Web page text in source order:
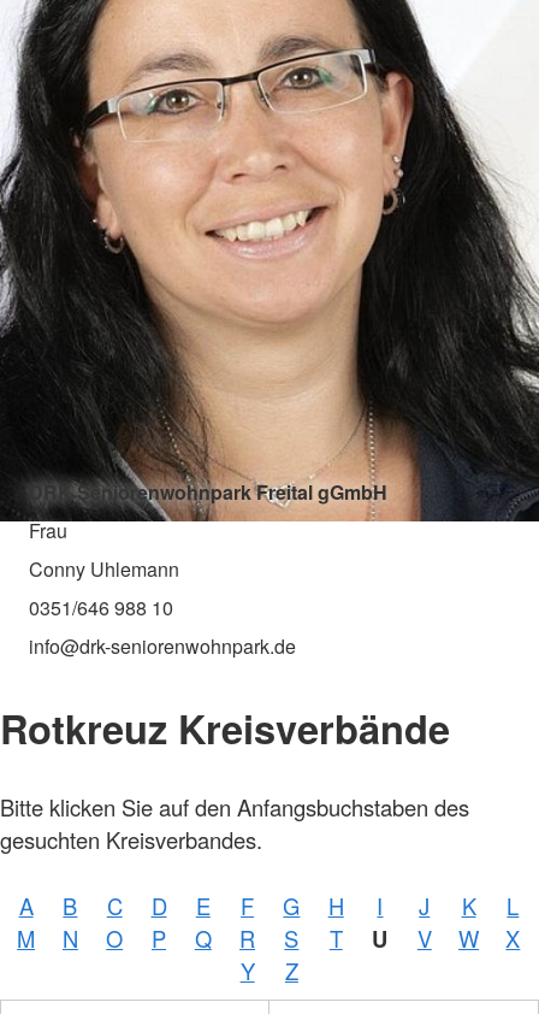
DRK Seniorenwohnpark Freital gGmbH
Frau
Conny Uhlemann
0351/646 988 10
info@drk-seniorenwohnpark.de
Rotkreuz Kreisverbände
Bitte klicken Sie auf den Anfangsbuchstaben des
gesuchten Kreisverbandes.
A B C D E F G H I J K
L
M
N O P Q R S T U V W
X
Y
Z